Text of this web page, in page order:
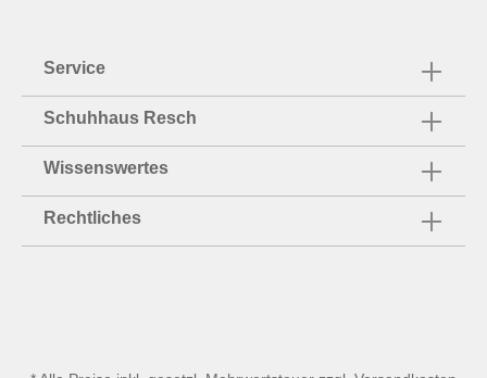
Service
Schuhhaus Resch
Wissenswertes
Rechtliches